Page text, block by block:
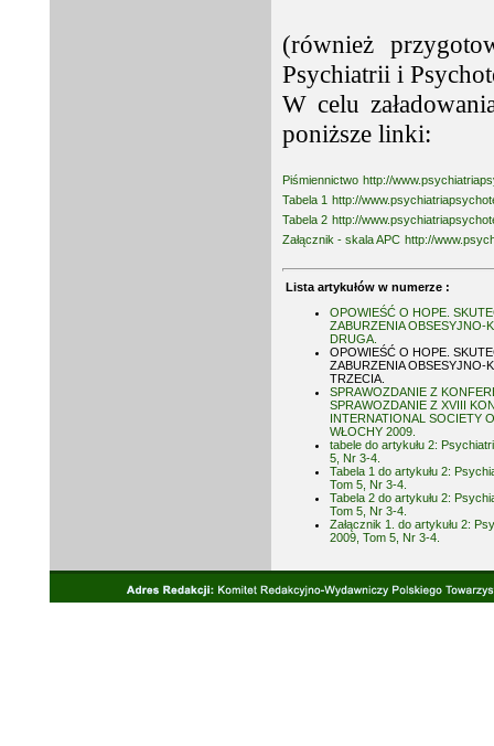
(również
Psychiatrii i
W celu
poniższe linki:
Piśmiennictwo http://
Tabela 1 http://
Tabela 2 http://
Załącznik - skala APC http://
Lista artykułów w numerze :
OPOWIEŚĆ O HOPE.
ZABURZENIA OBSESYJNO-
DRUGA.
OPOWIEŚĆ O HOPE.
ZABURZENIA OBSESYJNO-
TRZECIA.
SPRAWOZDANIE Z
SPRAWOZDANIE Z XVIII
INTERNATIONAL SOCIETY
WŁOCHY 2009.
tabele do artykułu 2:
5, Nr 3-4.
Tabela 1 do artykułu 2:
Tom 5, Nr 3-4.
Tabela 2 do artykułu 2:
Tom 5, Nr 3-4.
Załącznik 1. do artykułu 2:
2009, Tom 5, Nr 3-4.